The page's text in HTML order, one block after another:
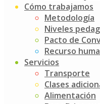
Cómo trabajamos
Metodología
Niveles
Pacto de
Recurso
Servicios
Transporte
Clases
Alimentación
Noticias Jardín Infantil
Llegaron nuestros
corazón y sonrisas;
Este será un año
navigation
Open Day K4
INICIO AÑO K5